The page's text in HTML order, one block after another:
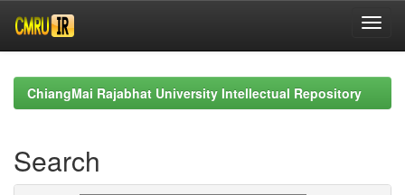
navigationChiangMai Rajabhat University Intellectual Repository
Search